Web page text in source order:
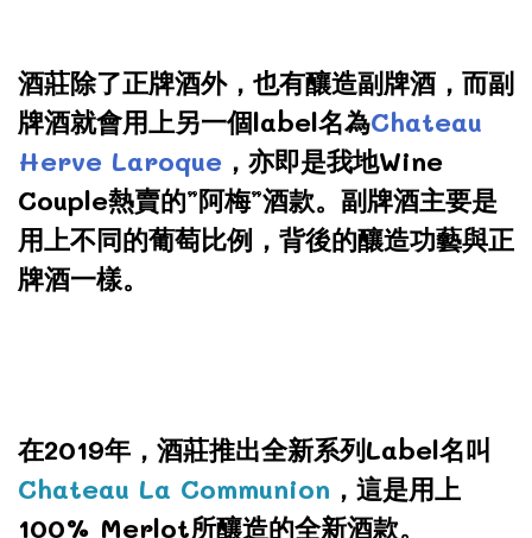
酒莊除了正牌酒外，也有釀造副牌酒，而副
牌酒就會用上另一個label名為Chateau
Herve Laroque ，亦即是我地Wine
Couple熱賣的”阿梅”酒款。副牌酒主要是
用上不同的葡萄比例，背後的釀造功藝與正
牌酒一樣。
在2019年，酒莊推出全新系列Label名叫
Chateau La Communion ，這是用上
100% Merlot所釀造的全新酒款。